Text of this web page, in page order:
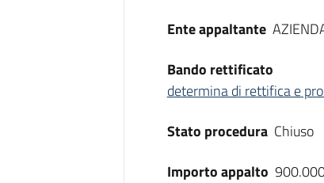
Ente appaltante
Bando rettificato
determina di rettifica e
Stato procedura Chiuso
Importo appalto